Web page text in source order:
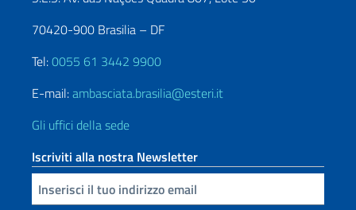
70420-900 Brasilia – DF
Tel:0055 61 3442 9900
E-mail:ambasciata.brasilia@esteri.it
Gli uffici della sede
Iscriviti alla nostra Newsletter
Inserisci la tua email